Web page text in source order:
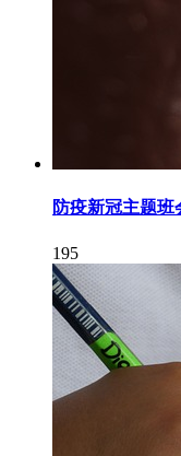
防疫新冠主题
195